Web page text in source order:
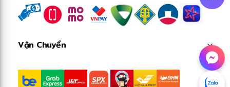
Vận Chuyển